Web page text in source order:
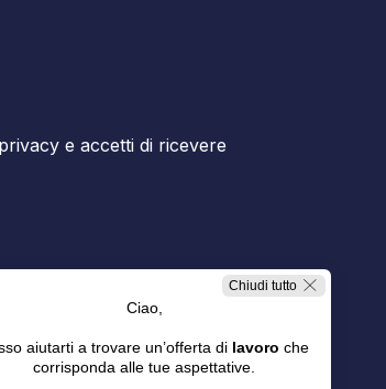
e accetti di ricevere
Chiudi tutto
Ciao,
aiutarti a trovare un’offerta di lavoro che
corrisponda alle tue aspettative.